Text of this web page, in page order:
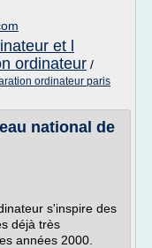
et l
ordinateur /
ordinateur paris
national de
s'inspire des
déjà très
années 2000.